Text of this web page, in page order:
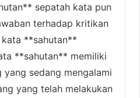
sepatah kata pun
terhadap kritikan
kata **sahutan**
**sahutan** memiliki
sedang mengalami
yang telah melakukan